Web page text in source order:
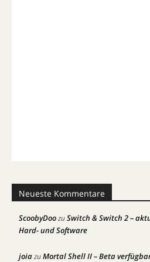
Neueste Kommentare
ScoobyDoozuSwitch & Switch 2 –
Hard- und Software
joiazuMortal Shell II – Beta